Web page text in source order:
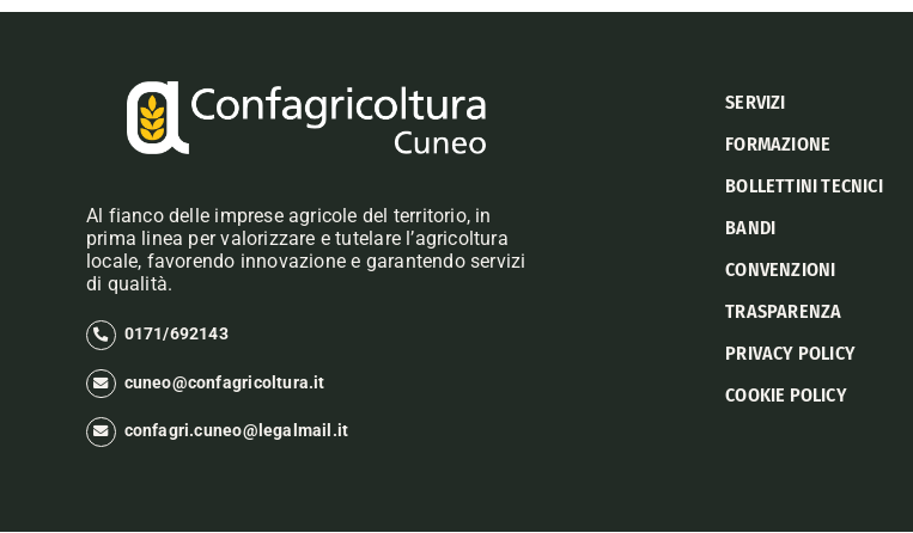
Al fianco delle imprese agricole del territorio, in
prima linea per valorizzare e tutelare l’agricoltura
locale, favorendo innovazione e garantendo servizi
di qualità.
0171/692143
cuneo@confagricoltura.it
confagri.cuneo@legalmail.it
SERVIZI
FORMAZIONE
BOLLETTINI TECNICI
BANDI
CONVENZIONI
TRASPARENZA
PRIVACY POLICY
COOKIE POLICY